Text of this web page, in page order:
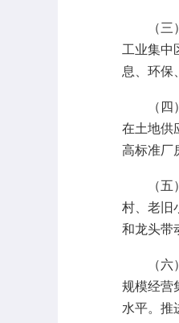
（三）
工业集中
息、环保
（四）
在土地供
高标准厂
（五）
村、老旧
和龙头带
（六）
规模经营
水平。推